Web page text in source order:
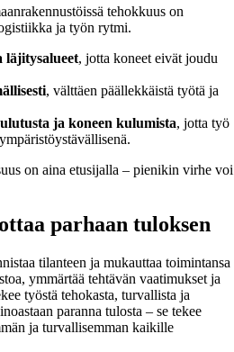
tehokkuus on
ja työn rytmi.
läjitysalueet, jotta koneet eivät joudu
, välttäen päällekkäistä työtä ja
ja koneen kulumista, jotta työ
on aina etusijalla – pienikin virhe voi
parhaan tuloksen
tilanteen ja mukauttaa toimintansa
ymmärtää tehtävän vaatimukset ja
työstä tehokasta, turvallista ja
paranna tulosta – se tekee
ja turvallisemman kaikille